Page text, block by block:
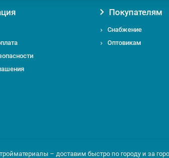
Доставку по
Покупателям
Снабжение
Оптовикам
– доставим быстро по городу и за